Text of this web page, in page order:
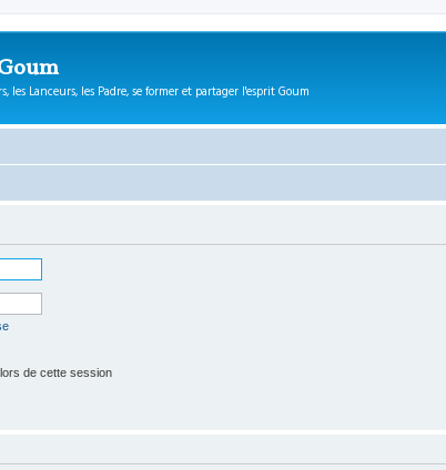
les Lanceurs, les Padre, se former et partager l'esprit Goum
de cette session